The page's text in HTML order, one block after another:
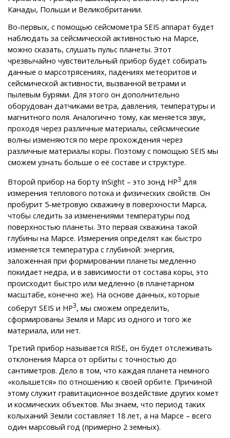
Канады, Польши и Великобритании.
Во-первых, с помощью сейсмометра SEIS аппарат будет
наблюдать за сейсмической активностью на Марсе,
можно сказать, слушать пульс планеты. Этот
чрезвычайно чувствительный прибор будет собирать
данные о марсотрясениях, падениях метеоритов и
сейсмической активности, вызванной ветрами и
пылевым бурями. Для этого он дополнительно
оборудован датчиками ветра, давления, температуры и
магнитного поля. Аналогично тому, как меняется звук,
проходя через различные материалы, сейсмические
волны изменяются по мере прохождения через
различные материалы коры. Поэтому с помощью SEIS мы
сможем узнать больше о её составе и структуре.
Второй прибор на борту InSight – это зонд HP3 для
измерения теплового потока и физических свойств. Он
пробурит 5-метровую скважину в поверхности Марса,
чтобы следить за изменениями температуры под
поверхностью планеты. Это первая скважина такой
глубины на Марсе. Измерения определят как быстро
изменяется температура с глубиной: энергия,
заложенная при формировании планеты медленно
покидает недра, и в зависимости от состава коры, это
происходит быстро или медленно (в планетарном
масштабе, конечно же). На основе данных, которые
соберут SEIS и HP3, мы сможем определить,
сформированы Земля и Марс из одного и того же
материала, или нет.
Третий прибор называется RISE, он будет отслеживать
отклонения Марса от орбиты с точностью до
сантиметров. Дело в том, что каждая планета немного
«колышется» по отношению к своей орбите. Причиной
этому служит гравитационное воздействие других комет
и космических объектов. Мы знаем, что период таких
колыханий Земли составляет 18 лет, а на Марсе – всего
один марсовый год (примерно 2 земных).